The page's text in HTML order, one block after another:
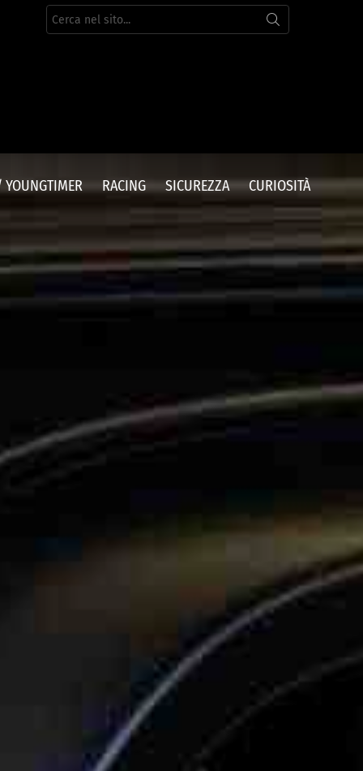
Cerca
per:
YOUNGTIMER RACING SICUREZZA CURIOSITÀ